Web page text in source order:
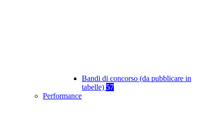
Bandi di concorso (da pubblicare in
tabelle) 57
Performance